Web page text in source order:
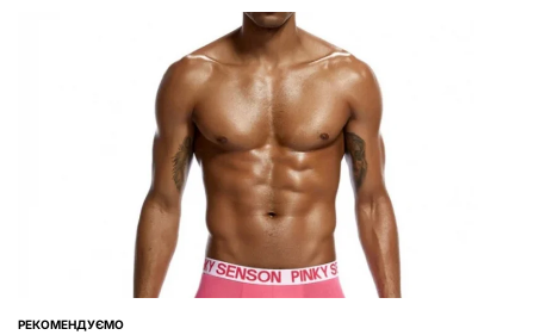
ОПУБЛІКУВАТИ
РЕКОМЕНДУЄМО